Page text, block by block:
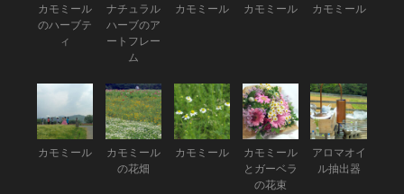
カモミール
のハーブテ
ィ
ナチュラル
ハーブのア
ートフレー
ム
カモミール カモミール カモミール
カモミール
カモミール
の花畑
カモミール
カモミール
とガーベラ
の花束
アロマオイ
ル抽出器